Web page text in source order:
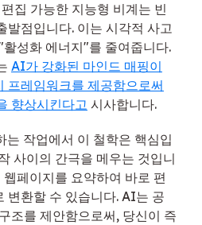
집 가능한 지능형 비계는 빈
발점입니다. 이는 시각적 사고
성화 에너지"를 줄여줍니다.
AI가 강화된 마인드 매핑이
프레임워크를 제공함으로써
향상시킨다고 시사합니다.
는 작업에서 이 철학은 핵심입
사이의 간극을 메우는 것입니
페이지를 요약하여 바로 편
변환할 수 있습니다. AI는 공
조를 제안함으로써, 당신이 즉